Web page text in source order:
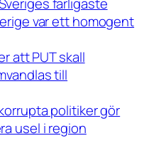
var ett homogent
att PUT skall
till
politiker gör
usel i region